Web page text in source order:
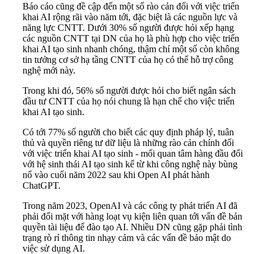
Báo cáo cũng đề cập đến một số rào cản đối với việc triển
khai AI rộng rãi vào năm tới, đặc biệt là các nguồn lực và
năng lực CNTT. Dưới 30% số người được hỏi xếp hạng
các nguồn CNTT tại DN của họ là phù hợp cho việc triển
khai AI tạo sinh nhanh chóng, thậm chí một số còn không
tin tưởng cơ sở hạ tầng CNTT của họ có thể hỗ trợ công
nghệ mới này.
Trong khi đó, 56% số người được hỏi cho biết ngân sách
đầu tư CNTT của họ nói chung là hạn chế cho việc triển
khai AI tạo sinh.
Có tới 77% số người cho biết các quy định pháp lý, tuân
thủ và quyền riêng tư dữ liệu là những rào cản chính đối
với việc triển khai AI tạo sinh - mối quan tâm hàng đầu đối
với hệ sinh thái AI tạo sinh kể từ khi công nghệ này bùng
nổ vào cuối năm 2022 sau khi Open AI phát hành
ChatGPT.
Trong năm 2023, OpenAI và các công ty phát triển AI đã
phải đối mặt với hàng loạt vụ kiện liên quan tới vấn đề bản
quyền tài liệu để đào tạo AI. Nhiều DN cũng gặp phải tình
trạng rò rỉ thông tin nhạy cảm và các vấn đề bảo mật do
việc sử dụng AI.